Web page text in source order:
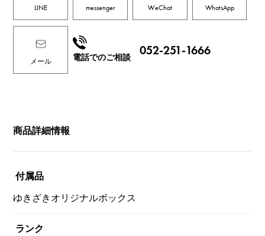
LINE messenger WeChat WhatsApp
メール 電話でのご相談
052-251-1666
商品詳細情報
付属品
ゆきざきオリジナルボックス
ランク